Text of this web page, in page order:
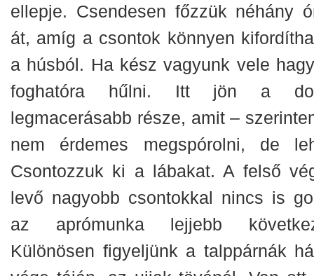
ellepje. Csendesen főzzük néhány
át, amíg a csontok könnyen
a húsból. Ha kész vagyunk vele
foghatóra hűlni. Itt jön a
legmacerásabb része, amit –
nem érdemes megspórolni, de
Csontozzuk ki a lábakat. A felső
levő nagyobb csontokkal nincs is
az aprómunka lejjebb
Különösen figyeljünk a talppárnák